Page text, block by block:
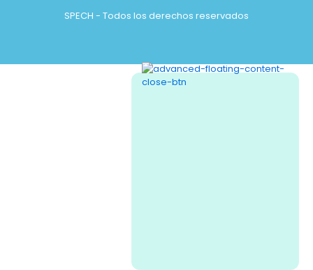
SPECH - Todos los derechos reservados